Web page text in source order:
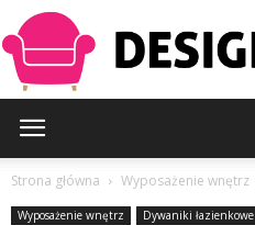
Strona główna Wyposażenie wnętrz
Wyposażenie wnętrz Dywaniki łazienkowe